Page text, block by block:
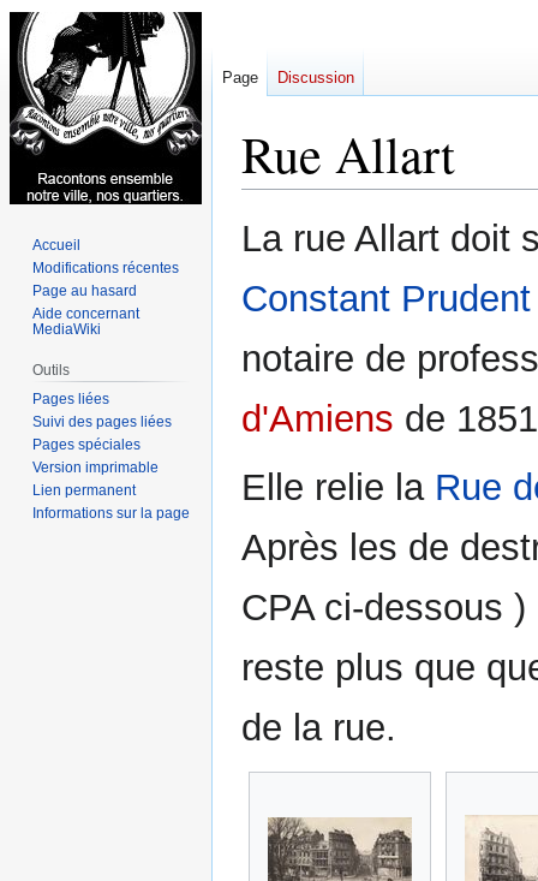
Rue Allart
Aller
à
navigation
Aller
à
recherche
La rue Allart doit
Constant
notaire de
d'Amiens de
Elle relie la Rue
Après les de
CPA ci-dessous
reste plus que
de la rue.
Page Discussion
Accueil
Modifications récentes
Page au hasard
Aide concernant
MediaWiki
Outils
Pages liées
Suivi des pages liées
Pages spéciales
Version imprimable
Lien permanent
Informations sur la page